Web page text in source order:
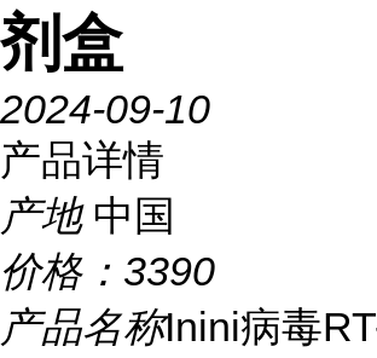
剂盒
2024-09-10
产品详情
产地 中国
价格： 3390
产品名称Inini病毒